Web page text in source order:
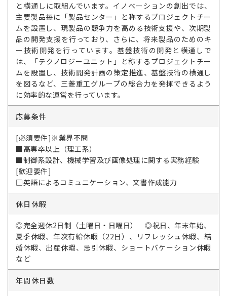
と横通しに取組んでいます。イノベーションの創出では、
主要製品毎に「製品センター」と称するプロジェクトチー
ムを設置し、現製品の競争力を高める技術支援や、次期製
品の開発支援を行っており、さらに、将来製品のためのキ
ー技術開発を行っています。基盤技術の開発と横通しで
は、「テクノロジーユニット」と称するプロジェクトチー
ムを設置し、技術開発計画の策定推進、基盤技術の横通し
を図るなど、三菱重工グループの総合力を発揮できるよう
に効率的な運営を行っています。
応募条件
[必須要件]※業界不問
■高専卒以上（理工系）
■制御系設計、機械学習及び画像処理に関する実務経験
[歓迎要件]
□英語によるコミュニケーション、文書作成能力
休日休暇
◎完全週休2日制（土曜日・日曜日） ◎祝日、年末年始、
夏季休暇、年次有給休暇（22日）、リフレッシュ休暇、結
婚休暇、出産休暇、忌引休暇、ショートバケーション休暇
など
年間休日数